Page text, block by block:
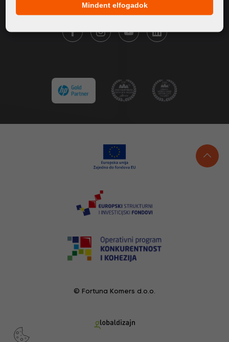
KÖVESSE A FORTUNA DIGITAL GROUP
© Fortuna Komers d.o.o.
Mindent elfogadok